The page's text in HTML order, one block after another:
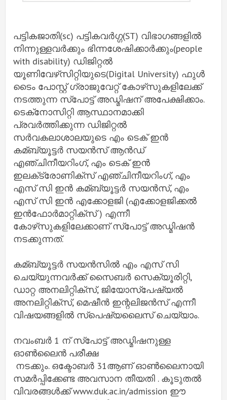
പട്ടികജാതി(sc) പട്ടികവര്‍ഗ്ഗ(ST) വിഭാഗങ്ങളില്‍
നിന്നുള്ളവര്‍ക്കും ഭിന്നശേഷിക്കാര്‍ക്കും(people
with disability) ഡിജിറ്റല്‍
യൂണിവേഴ്‌സിറ്റിയുടെ(Digital University) ഫുള്‍
ടൈം പോസ്റ്റ് ഗ്രാജുവേറ്റ് കോഴ്‌സുകളിലേക്ക്
നടത്തുന്ന സ്‌പോട്ട് അഡ്മിഷന് അപേക്ഷിക്കാം.
ടെക്‌നോസിറ്റി ആസ്ഥാനമാക്കി
പ്രവര്‍ത്തിക്കുന്ന ഡിജിറ്റല്‍
സര്‍വകലാശാലയുടെ എം ടെക് ഇന്‍
കമ്ബ്യൂട്ടര്‍ സയന്‍സ് ആന്‍ഡ്
എഞ്ചിനീയറിംഗ്, എം ടെക് ഇന്‍
ഇലക്‌ട്രോണിക്‌സ് എഞ്ചിനീയറിംഗ്, എം
എസ് സി ഇന്‍ കമ്ബ്യൂട്ടര്‍ സയന്‍സ്, എം
എസ് സി ഇന്‍ എക്കോളജി (എക്കോളജിക്കല്‍
ഇന്‍ഫോര്‍മാറ്റിക്‌സ് ) എന്നീ
കോഴ്‌സുകളിലേക്കാണ് സ്‌പോട്ട് അഡ്മിഷന്‍
നടക്കുന്നത്.
കമ്ബ്യൂട്ടര്‍ സയന്‍സില്‍ എം എസ് സി
ചെയ്യുന്നവര്‍ക്ക് സൈബര്‍ സെക്യൂരിറ്റി,
ഡാറ്റ അനലിറ്റിക്‌സ്, ജിയോസ്‌പേഷ്യല്‍
അനലിറ്റിക്‌സ്, മെഷീന്‍ ഇന്റലിജന്‍സ് എന്നീ
വിഷയങ്ങളില്‍ സ്‌പെഷ്യലൈസ് ചെയ്യാം.
നവംബര്‍ 1 ന് സ്‌പോട്ട് അഡ്മിഷനുള്ള
ഓണ്‍ലൈന്‍ പരീക്ഷ
നടക്കും. ഒക്ടോബര്‍ 31ആണ് ഓണ്‍ലൈനായി
സമര്‍പ്പിക്കേണ്ട അവസാന തീയതി . കൂടുതല്‍
വിവരങ്ങള്‍ക്ക് www.duk.ac.in/admission ഈ